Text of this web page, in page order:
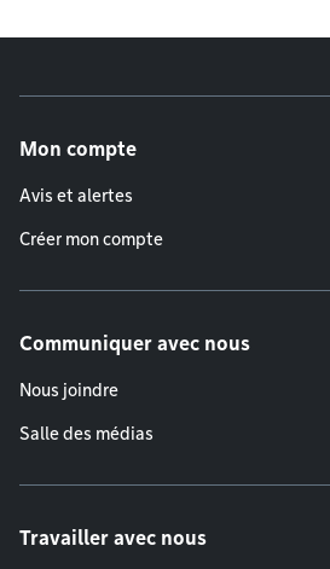
Mon compte
Avis et alertes
Créer mon compte
Communiquer avec nous
Nous joindre
Salle des médias
Travailler avec nous